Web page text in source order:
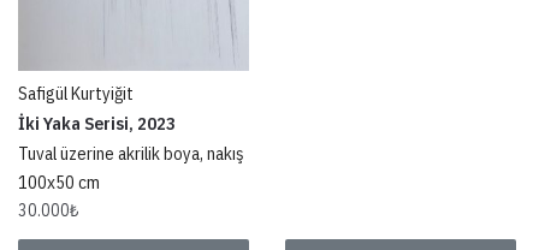
Safigül Kurtyiğit
İki Yaka Serisi, 2023
Tuval üzerine akrilik boya, nakış
100x50 cm
30.000₺